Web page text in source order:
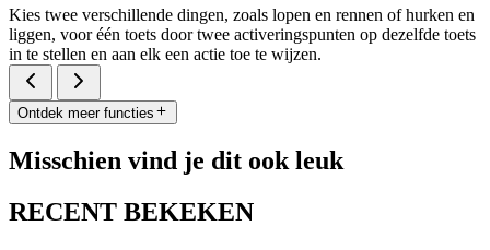
Kies twee verschillende dingen, zoals lopen en rennen of hurken en
liggen, voor één toets door twee activeringspunten op dezelfde toets
in te stellen en aan elk een actie toe te wijzen.
Ontdek meer functies
Misschien vind je dit ook leuk
RECENT BEKEKEN